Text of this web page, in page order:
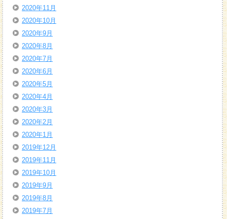
2020年11月
2020年10月
2020年9月
2020年8月
2020年7月
2020年6月
2020年5月
2020年4月
2020年3月
2020年2月
2020年1月
2019年12月
2019年11月
2019年10月
2019年9月
2019年8月
2019年7月